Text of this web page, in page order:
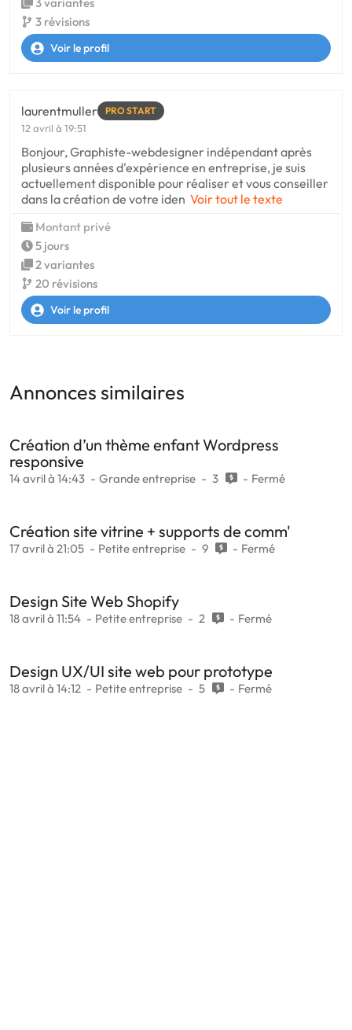
3 révisions
Voir le profil
laurentmuller PRO START
12 avril à 19:51
Bonjour, Graphiste-webdesigner indépendant après
plusieurs années d'expérience en entreprise, je suis
actuellement disponible pour réaliser et vous conseiller
dans la création de votre iden Voir tout le texte
Montant privé
5 jours
2 variantes
20 révisions
Voir le profil
Annonces similaires
Création d’un thème enfant Wordpress
responsive
14 avril à 14:43 Grande entreprise 3 Fermé
Création site vitrine + supports de comm'
17 avril à 21:05 Petite entreprise 9 Fermé
Design Site Web Shopify
18 avril à 11:54 Petite entreprise 2 Fermé
Design UX/UI site web pour prototype
18 avril à 14:12 Petite entreprise 5 Fermé